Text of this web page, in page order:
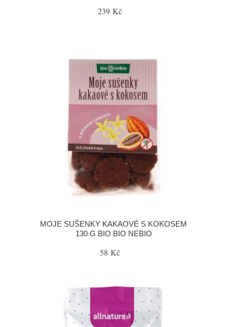
239 Kč
MOJE SUŠENKY KAKAOVÉ S KOKOSEM
130 G BIO BIO NEBIO
58 Kč